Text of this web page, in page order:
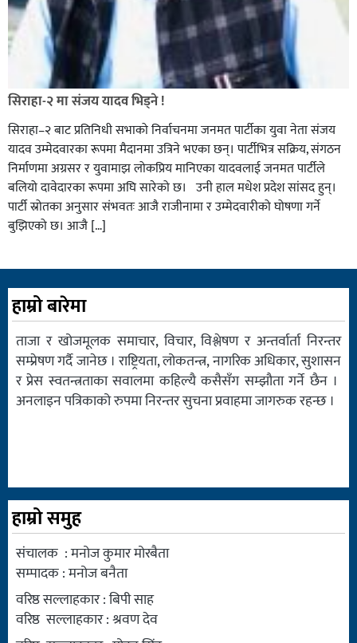
सिराहा-२ मा संजय यादव भिड्ने !
सिराहा–२ बाट प्रतिनिधी सभाको निर्वाचनमा जनमत पार्टीका युवा नेता संजय
यादव उम्मेदवारका रूपमा मैदानमा उत्रिने भएका छन्। पार्टीभित्र सक्रिय, संगठन
निर्माणमा अग्रसर र युवामाझ लोकप्रिय मानिएका यादवलाई जनमत पार्टीले
बलियो दावेदारका रूपमा अघि सारेको छ। उनी हाल मधेश प्रदेश सांसद हुन्।
पार्टी स्रोतका अनुसार संभवतः आजै राजीनामा र उम्मेदवारीको घोषणा गर्ने
बुझिएको छ। आजै […]
हाम्रो बारेमा
ताजा र खोजमूलक समाचार, विचार, विश्लेषण र अन्तर्वार्ता निरन्तर
सम्प्रेषण गर्दै जानेछ । राष्ट्रियता, लोकतन्त्र, नागरिक अधिकार, सुशासन
र प्रेस स्वतन्त्रताका सवालमा कहिल्यै कसैसँग सम्झौता गर्ने छैन ।
अनलाइन पत्रिकाको रुपमा निरन्तर सुचना प्रवाहमा जागरुक रहन्छ ।
हाम्रो समुह
संचालक : मनोज कुमार मोरबैता
सम्पादक : मनोज बनैता
वरिष्ठ सल्लाहकार : बिपी साह
वरिष्ठ सल्लाहकार : श्रवण देव